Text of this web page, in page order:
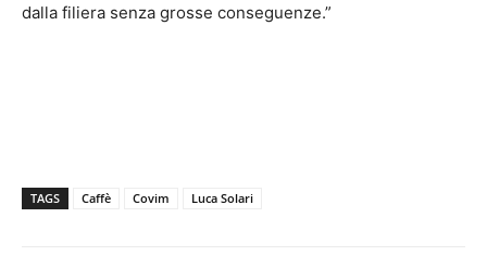
dalla filiera senza grosse conseguenze.”
TAGS Caffè Covim Luca Solari